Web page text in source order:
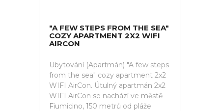
"A FEW STEPS FROM THE SEA"
COZY APARTMENT 2X2 WIFI
AIRCON
Ubytování (Apartmán) "A few steps
from the sea" cozy apartment 2x2
WIFI AirCon. Útulný apartmán 2x2
WIFI AirCon se nachází ve městě
Fiumicino, 150 metrů od pláže